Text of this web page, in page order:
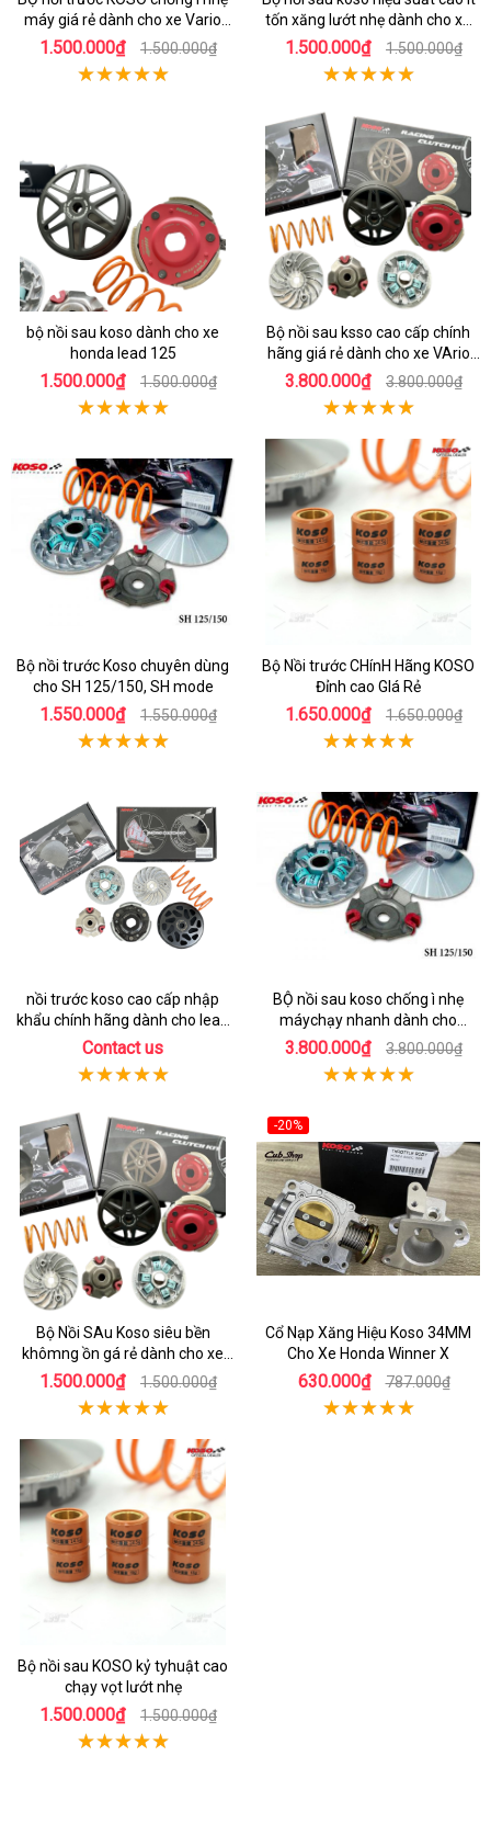
máy giá rẻ dành cho xe Vario
160
1.500.000₫ 1.500.000₫
tốn xăng lướt nhẹ dành cho xe
honda AIrblade 150
1.500.000₫ 1.500.000₫
bộ nồi sau koso dành cho xe
honda lead 125
1.500.000₫ 1.500.000₫
Bộ nồi sau ksso cao cấp chính
hãng giá rẻ dành cho xe VArio
160
3.800.000₫ 3.800.000₫
Bộ nồi trước Koso chuyên dùng
cho SH 125/150, SH mode
1.550.000₫ 1.550.000₫
Bộ Nồi trước CHínH Hãng KOSO
Đỉnh cao GIá Rẻ
1.650.000₫ 1.650.000₫
nồi trước koso cao cấp nhập
khẩu chính hãng dành cho lead
125
Contact us
BỘ nồi sau koso chống ì nhẹ
máychạy nhanh dành cho
honda Sh 150
3.800.000₫ 3.800.000₫
Bộ Nồi SAu Koso siêu bền
khômng ồn gá rẻ dành cho xe
Vario150
1.500.000₫ 1.500.000₫
-20%
Cổ Nạp Xăng Hiệu Koso 34MM
Cho Xe Honda Winner X
630.000₫ 787.000₫
Bộ nồi sau KOSO kỷ tyhuật cao
chạy vọt lướt nhẹ
1.500.000₫ 1.500.000₫